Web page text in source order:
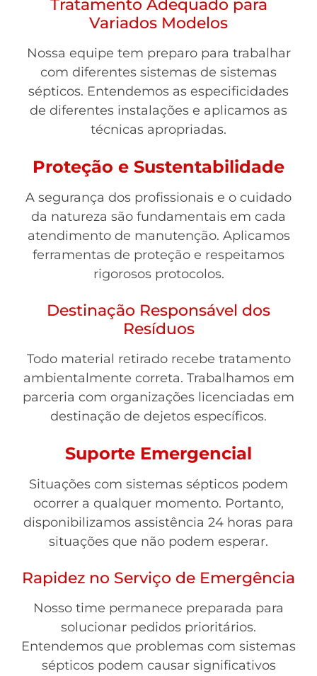
Tratamento Adequado para
Variados Modelos
Nossa equipe tem preparo para trabalhar
com diferentes sistemas de sistemas
sépticos. Entendemos as especificidades
de diferentes instalações e aplicamos as
técnicas apropriadas.
Proteção e Sustentabilidade
A segurança dos profissionais e o cuidado
da natureza são fundamentais em cada
atendimento de manutenção. Aplicamos
ferramentas de proteção e respeitamos
rigorosos protocolos.
Destinação Responsável dos
Resíduos
Todo material retirado recebe tratamento
ambientalmente correta. Trabalhamos em
parceria com organizações licenciadas em
destinação de dejetos específicos.
Suporte Emergencial
Situações com sistemas sépticos podem
ocorrer a qualquer momento. Portanto,
disponibilizamos assistência 24 horas para
situações que não podem esperar.
Rapidez no Serviço de Emergência
Nosso time permanece preparada para
solucionar pedidos prioritários.
Entendemos que problemas com sistemas
sépticos podem causar significativos